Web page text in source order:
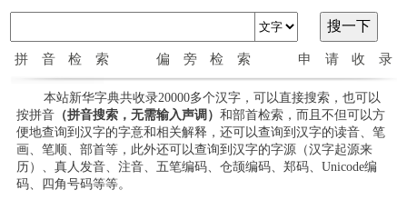
拼音检索 偏旁检索 申请收录
本站新华字典共收录20000多个汉字，可以直接搜索，也可以
按拼音（拼音搜索，无需输入声调） 和部首检索，而且不但可以方
便地查询到汉字的字意和相关解释，还可以查询到汉字的读音、笔
画、笔顺、部首等，此外还可以查询到汉字的字源（汉字起源来
历）、真人发音、注音、五笔编码、仓颉编码、郑码、Unicode编
码、四角号码等等。